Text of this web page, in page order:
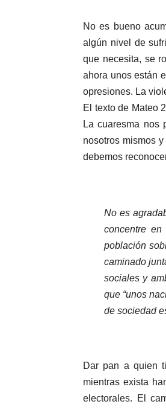
No es bueno
algún nivel de
que necesita, se
ahora unos están
opresiones. La
El texto de Mateo
La cuaresma nos
nosotros mismos
debemos
No es
concentre
población
caminado
sociales y
que “unos
de sociedad
Dar pan a quien
mientras exista
electorales. El